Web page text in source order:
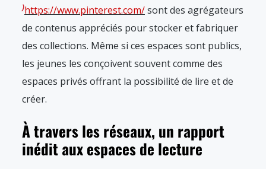
https://www.pinterest.com/sont des agrégateurs
de contenus appréciés pour stocker et fabriquer
des collections. Même si ces espaces sont publics,
les jeunes les conçoivent souvent comme des
espaces privés offrant la possibilité de lire et de
créer.
À travers les réseaux, un rapport
inédit aux espaces de lecture